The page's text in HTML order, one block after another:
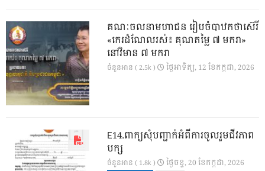
គណៈចលនាមហាជន រៀបចំបាឋកថាស៊េរី
«កេរដំណែលរស់៖ គុណតម្លៃ ៧ មករា»
នៅវិមាន ៧ មករា
ចំនួនអាន ( 2.5k ) ថ្ងៃ​អាទិត្យ, 12 ខែ​កក្កដា, 2026
E14.ពាក្យសុំបញ្ជាក់អំពីការចូលរួមជីវភាព
បក្ស
ចំនួនអាន ( 1.8k ) ថ្ងៃ​ចន្ទ, 20 ខែ​កក្កដា, 2026